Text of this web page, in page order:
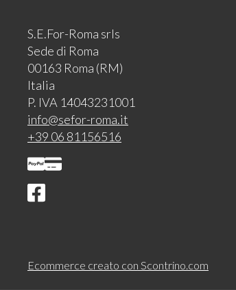
S.E.For-Roma srls
Sede di Roma
00163 Roma (RM)
Italia
P. IVA 14043231001
info@sefor-roma.it
+39 06 81156516
Ecommerce creato con Scontrino.com